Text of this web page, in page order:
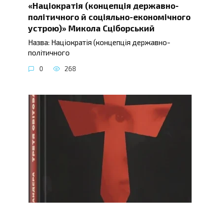
«Націократія (концепція державно-
політичного й соціяльно-економічного
устрою)» Микола Сціборський
Назва: Націократія (концепція державно-
політичного
0 268